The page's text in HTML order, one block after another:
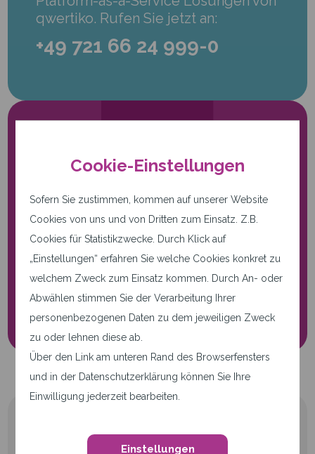
Cookie-Einstellungen
Sofern Sie zustimmen, kommen auf unserer Website
Cookies von uns und von Dritten zum Einsatz. Z.B.
Cookies für Statistikzwecke. Durch Klick auf
„Einstellungen“ erfahren Sie welche Cookies konkret zu
welchem Zweck zum Einsatz kommen. Durch An- oder
Abwählen stimmen Sie der Verarbeitung Ihrer
personenbezogenen Daten zu dem jeweiligen Zweck
zu oder lehnen diese ab.
Über den Link am unteren Rand des Browserfensters
und in der Datenschutzerklärung können Sie Ihre
Einwilligung jederzeit bearbeiten.
Einstellungen
qwertiko. Rufen Sie jetzt an:
+49 721 66 24 999-0
Nur notwendige Cookies.
Diese Seite verwendet nur
notwendige Cookies.
Cookie-Einstellungen